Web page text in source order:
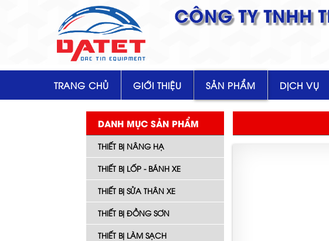
CÔNG TY TNHH
TRANG CHỦ GIỚI THIỆU SẢN PHẨM DỊCH VỤ
DANH MỤC SẢN PHẨM
THIẾT BỊ NÂNG HẠ
THIẾT BỊ LỐP - BÁNH XE
THIẾT BỊ SỬA THÂN XE
THIẾT BỊ ĐỒNG SƠN
THIẾT BỊ LÀM SẠCH